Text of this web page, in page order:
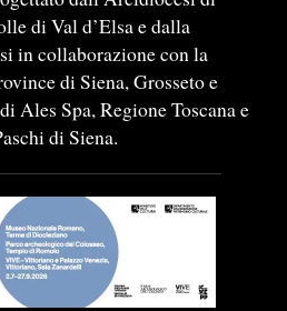
di Val d’Elsa e dalla
in collaborazione con la
di Siena, Grosseto e
Ales Spa, Regione Toscana e
di Siena.